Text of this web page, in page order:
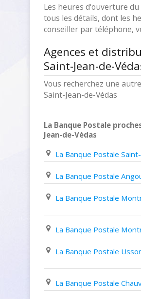
Les heures d'ouverture
tous les détails, dont les
conseiller par téléphone,
Agences et
Saint-Jean-de-
Vous recherchez une
Saint-Jean-de-Védas
La Banque Postale
Jean-de-Védas